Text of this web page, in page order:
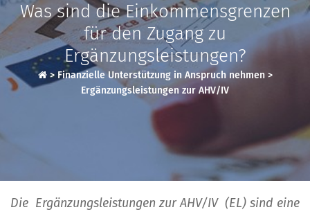
Was sind die Einkommensgrenzen
für den Zugang zu
Ergänzungsleistungen?
> Finanzielle Unterstützung in Anspruch nehmen >
Ergänzungsleistungen zur AHV/IV
Die Ergänzungsleistungen zur AHV/IV (EL) sind eine